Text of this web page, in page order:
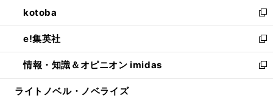
く
で
開
く
ド
ウ
で
開
く
ィ
ン
ド
ウ
で
開
い
ウ
ィ
ン
ド
ウ
kotoba
新
し
い
ウ
ィ
ン
e!集英社
新
し
い
ウ
情報・知識＆オピニオン imidas
新
し
ライトノベル・ノベライズ